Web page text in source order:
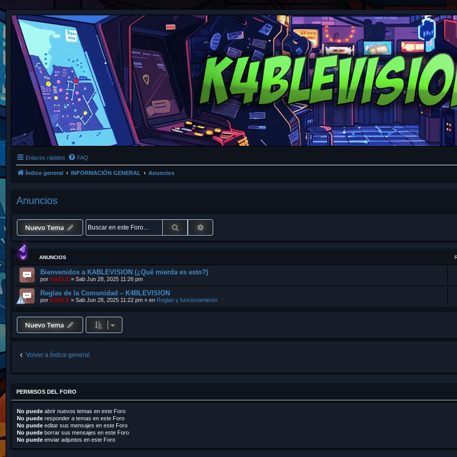
Enlaces rápidos FAQ
Índice general INFORMACIÓN GENERAL Anuncios
Anuncios
Nuevo Tema Buscar
ANUNCIOS
Bienvenidos a KABLEVISION (¿Qué mierda es esto?)
por KABLE » Sab Jun 28, 2025 11:26 pm
Reglas de la Comunidad – K4BLEVISION
por KABLE » Sab Jun 28, 2025 11:22 pm » en Reglas y funcionamiento
Nuevo Tema
Volver a Índice general
PERMISOS DEL FORO
No puede abrir nuevos temas en este Foro
No puede responder a temas en este Foro
No puede editar sus mensajes en este Foro
No puede borrar sus mensajes en este Foro
No puede enviar adjuntos en este Foro